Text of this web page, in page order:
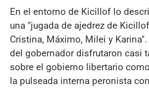
En el entorno de Kicillof lo
una "jugada de ajedrez de
Cristina, Máximo, Milei y
del gobernador disfrutaron casi
sobre el gobierno libertario
la pulseada interna peronista